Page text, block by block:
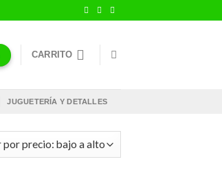
CARRITO
JUGUETERÍA Y DETALLES